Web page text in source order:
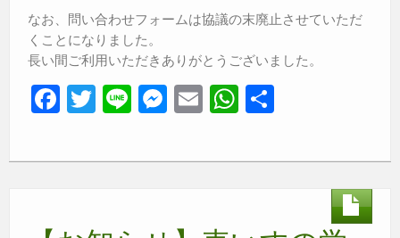
なお、問い合わせフォームは協議の末廃止させていただ
くことになりました。
長い間ご利用いただきありがとうございました。
F
c
T
tt
Li
e
M
ss
E
ail
W
at